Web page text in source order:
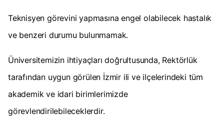
Teknisyen görevini yapmasına engel olabilecek hastalık
ve benzeri durumu bulunmamak.
Üniversitemizin ihtiyaçları doğrultusunda, Rektörlük
tarafından uygun görülen İzmir ili ve ilçelerindeki tüm
akademik ve idari birimlerimizde
görevlendirilebileceklerdir.